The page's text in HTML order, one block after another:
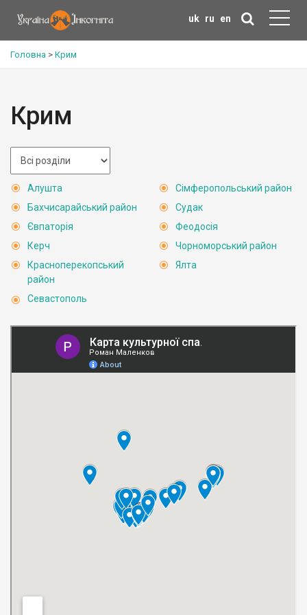
uk ru en
Головна > Крим
Крим
Алушта
Бахчисарайський район
Євпаторія
Керч
Красноперекопський
район
Севастополь
Сімферопольський район
Судак
Феодосія
Чорноморський район
Ялта